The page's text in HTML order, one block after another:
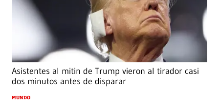
Asistentes al mitin de Trump vieron al tirador casi
dos minutos antes de disparar
MUNDO